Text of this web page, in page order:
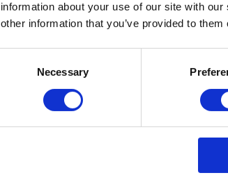
information about your use of our site with
other information that you’ve provided to
Necessary
Wood Repair Set
Complete hout reparatieset